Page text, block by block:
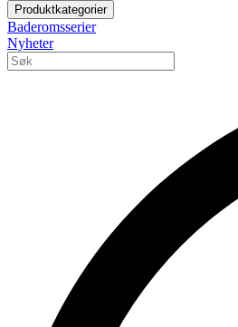
Produktkategorier
Baderomsserier
Nyheter